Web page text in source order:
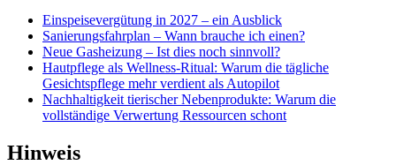
Einspeisevergütung in 2027 – ein Ausblick
Sanierungsfahrplan – Wann brauche ich einen?
Neue Gasheizung – Ist dies noch sinnvoll?
Hautpflege als Wellness-Ritual: Warum die tägliche
Gesichtspflege mehr verdient als Autopilot
Nachhaltigkeit tierischer Nebenprodukte: Warum die
vollständige Verwertung Ressourcen schont
Hinweis